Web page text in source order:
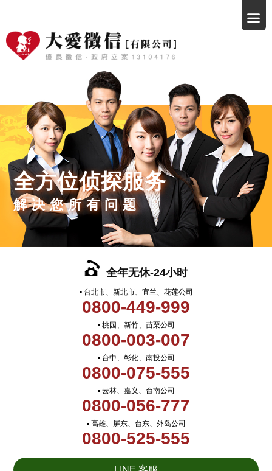
全方位侦探服务
解决您所有问题
全年无休-24小时
▪ 台北市、新北市、宜兰、花莲公司
0800-449-999
▪ 桃园、新竹、苗栗公司
0800-003-007
▪ 台中、彰化、南投公司
0800-075-555
▪ 云林、嘉义、台南公司
0800-056-777
▪ 高雄、屏东、台东、外岛公司
0800-525-555